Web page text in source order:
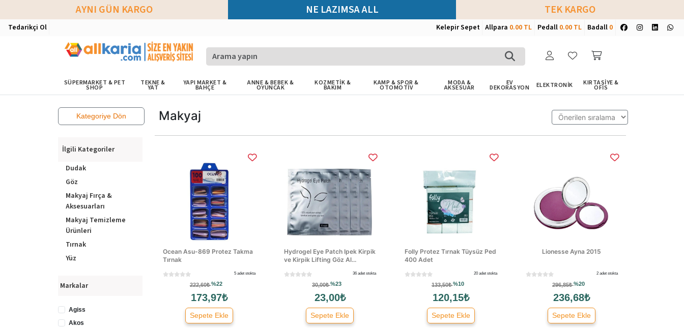
AYNI GÜN KARGO NE LAZIMSA ALL TEK KARGO
Tedarikçi Ol Kelepir Sepet Allpara 0.00 TL Pedall 0.00 TL Badall 0
SÜPERMARKET & PET
SHOP
TEKNE &
YAT
YAPI MARKET &
BAHÇE
ANNE & BEBEK &
OYUNCAK
KOZMETİK &
BAKIM
KAMP & SPOR &
OTOMOTİV
MODA &
AKSESUAR
EV
DEKORASYON ELEKTRONİK KIRTASİYE &
OFİS
Kategoriye Dön
İlgili Kategoriler
Dudak
Göz
Makyaj Fırça &
Aksesuarları
Makyaj Temizleme
Ürünleri
Tırnak
Yüz
Markalar
Agiss
Akos
Makyaj
Ocean Asu-869 Protez Takma
Tırnak
5 adet stokta
222,60₺%22
173,97₺
Sepete Ekle
Hydrogel Eye Patch Ipek Kirpik
ve Kirpik Lifting Göz Al...
36 adet stokta
30,00₺%23
23,00₺
Sepete Ekle
Folly Protez Tırnak Tüysüz Ped
400 Adet
20 adet stokta
133,50₺%10
120,15₺
Sepete Ekle
Lionesse Ayna 2015
2 adet stokta
296,85₺%20
236,68₺
Sepete Ekle